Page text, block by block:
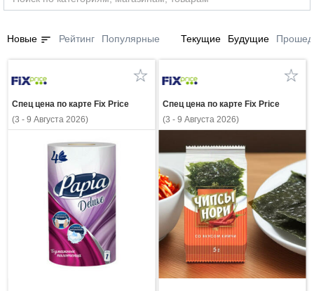
Новые sort Рейтинг Популярные Текущие Будущие
Спец цена по карте Fix Price
(3 - 9 Августа 2026)
Спец цена по карте Fix Price
(3 - 9 Августа 2026)